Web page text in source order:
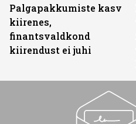
Palgapakkumiste kasv
kiirenes,
finantsvaldkond
kiirendust ei juhi